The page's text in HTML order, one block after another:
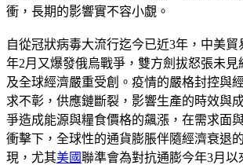
衝，長期的影響實不容小覷。
自從冠狀病毒大流行迄今已近3年，中美
年2月又爆發俄烏戰爭，雙方劍拔怒張未見
及全球經濟嚴重受創。疫情的嚴格封控與
求不彰，供應鏈斷裂，影響生產的時效與
爭造成能源與糧食價格的飆漲，在需求面
衝擊下，全球性的通貨膨脹伴隨經濟衰退
現，尤其美國聯準會為對抗通膨今年3月以